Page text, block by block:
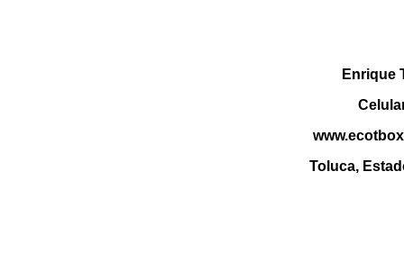
Enrique
Toluca,